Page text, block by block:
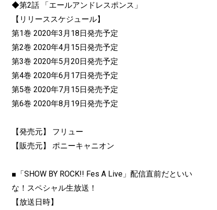
◆第2話 「エールアンドレスポンス」
【リリーススケジュール】
第1巻 2020年3月18日発売予定
第2巻 2020年4月15日発売予定
第3巻 2020年5月20日発売予定
第4巻 2020年6月17日発売予定
第5巻 2020年7月15日発売予定
第6巻 2020年8月19日発売予定
【発売元】 フリュー
【販売元】 ポニーキャニオン
■「SHOW BY ROCK!! Fes A Live」配信直前だといい
な！スペシャル生放送！
【放送日時】